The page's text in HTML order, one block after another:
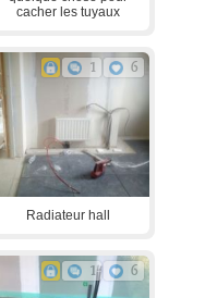
cacher les tuyaux
1 6
Radiateur hall
1 6